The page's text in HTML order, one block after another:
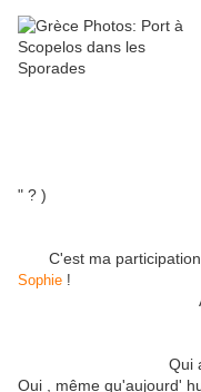
- au
- au bleu
-
( à moins
" ? )
( ou " un
C'est ma
Sophie !
Aujourd'
Qui a dit : "
Oui , même qu'aujourd'